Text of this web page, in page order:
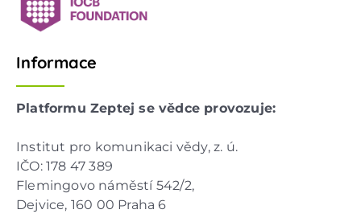
Informace
Platformu Zeptej se vědce provozuje:
Institut pro komunikaci vědy, z. ú.
IČO: 178 47 389
Flemingovo náměstí 542/2,
Dejvice, 160 00 Praha 6